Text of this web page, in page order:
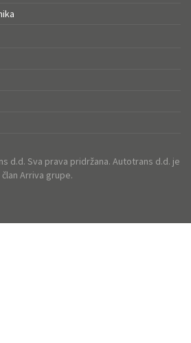
d.d. Sva prava pridržana. Autotrans d.d. je
član Arriva grupe.